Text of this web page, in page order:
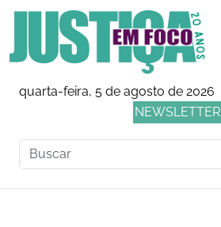
quarta-feira, 5 de agosto de 2026
NEWSLETTER